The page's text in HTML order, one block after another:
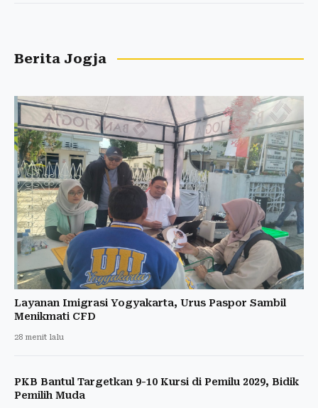
Berita Jogja
Layanan Imigrasi Yogyakarta, Urus Paspor Sambil
Menikmati CFD
28 menit lalu
PKB Bantul Targetkan 9-10 Kursi di Pemilu 2029, Bidik
Pemilih Muda